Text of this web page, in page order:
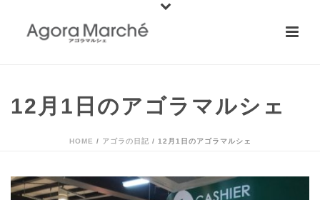
12月1日のアゴラマルシェ
HOME / アゴラの日記 / 12月1日のアゴラマルシェ